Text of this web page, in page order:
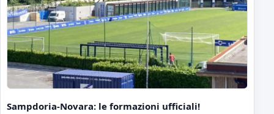
Sampdoria-Novara: le formazioni ufficiali!